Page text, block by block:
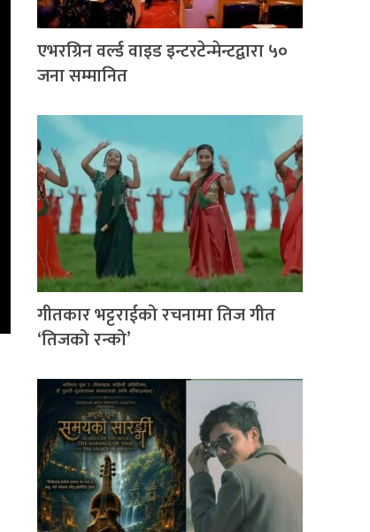
एभरग्रिन वर्ल्ड वाइड इन्टरटेन्मेन्टद्वारा ५०
जना सम्मानित
गीतकार भट्टराईको रचनामा तिज गीत
‘तिजको रन्को’